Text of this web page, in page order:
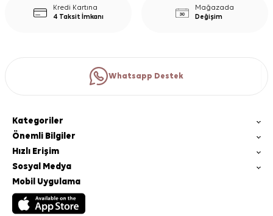
Kredi Kartına
4 Taksit İmkanı
Mağazada
Değişim
Whatsapp Destek
Kategoriler
Önemli Bilgiler
Hızlı Erişim
Sosyal Medya
Mobil Uygulama